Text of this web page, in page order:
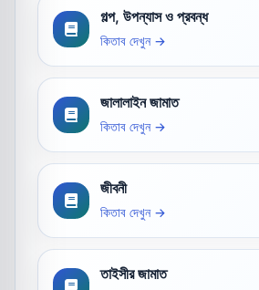
গল্প, উপন্যাস ও প্রবন্ধ
কিতাব দেখুন →
জালালাইন জামাত
কিতাব দেখুন →
জীবনী
কিতাব দেখুন →
তাইসীর জামাত